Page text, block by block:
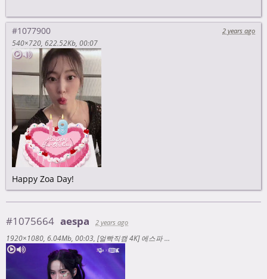
#1077900
2 years ago
540×720 622.52Kb 00:07
Happy Zoa Day!
#1075664 aespa
2 years ago
1920×1080 6.04Mb 00:03 [얼빡직캠 4K] 에스파 카리나 'Supernova'(aespa KARINA Facecam) @뮤직뱅크(Music Bank) 240524 [2XXhpxBb9Zw]